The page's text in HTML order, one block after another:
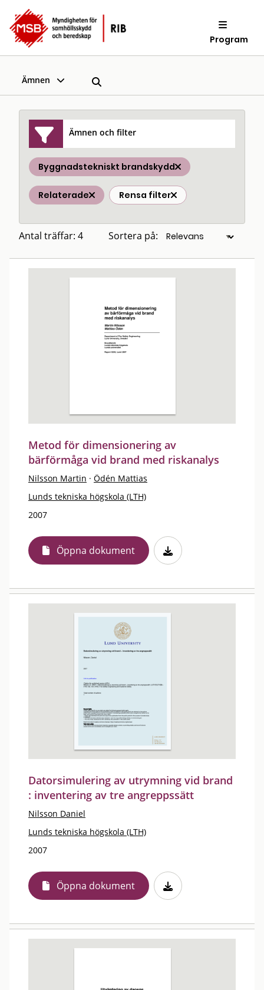
Program
Ämnen
Ämnen och filter
Byggnadstekniskt brandskydd
Relaterade Rensa filter
Antal träffar: 4 Sortera på:
Metod för dimensionering av
bärförmåga vid brand med riskanalys
Nilsson Martin · Ödén Mattias
Lunds tekniska högskola (LTH)
2007
Öppna dokument
Datorsimulering av utrymning vid brand
: inventering av tre angreppssätt
Nilsson Daniel
Lunds tekniska högskola (LTH)
2007
Öppna dokument